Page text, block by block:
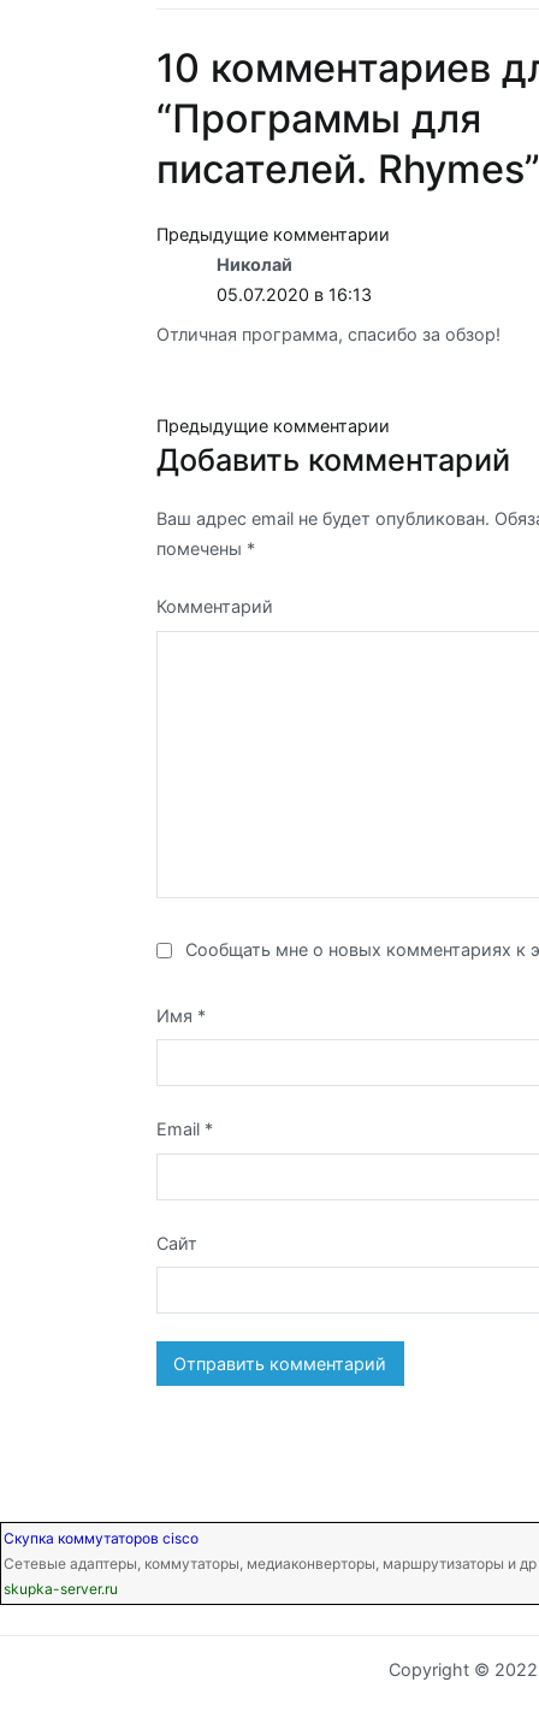
10 комментариев
“Программы для
писателей. Rhymes”
Навигация
комментариям
Предыдущие комментарии
Николай
05.07.2020 в 16:13
Отличная программа, спасибо за обзор!
Навигация
по
комментариям
Предыдущие комментарии
Добавить комментарий
Ваш адрес email не будет опубликован.
помечены *
Комментарий
Сообщать мне о новых комментариях к
Имя *
Email *
Сайт
Скупка коммутаторов cisco
Сетевые адаптеры, коммутаторы, медиаконверторы, маршрутизаторы и др
skupka-server.ru
Copyright ©